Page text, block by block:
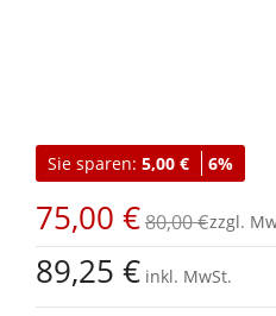
Anfang
der
springen
Sie sparen: 5,00 € 6%
75,00 €80,00 €
89,25 € inkl. MwSt.